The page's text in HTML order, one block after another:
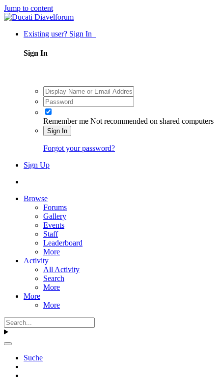
Jump to content
Existing user? Sign In
Sign In
Remember me Not recommended on shared computers
Sign In
Forgot your password?
Sign Up
Browse
Forums
Gallery
Events
Staff
Leaderboard
More
Activity
All Activity
Search
More
More
More
Suche